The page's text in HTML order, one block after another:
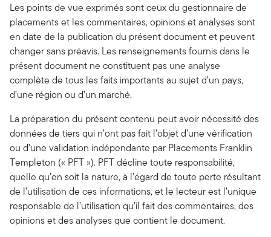
Les points de vue exprimés sont ceux du gestionnaire de
placements et les commentaires, opinions et analyses sont
en date de la publication du présent document et peuvent
changer sans préavis. Les renseignements fournis dans le
présent document ne constituent pas une analyse
complète de tous les faits importants au sujet d’un pays,
d’une région ou d’un marché.
La préparation du présent contenu peut avoir nécessité des
données de tiers qui n’ont pas fait l’objet d’une vérification
ou d’une validation indépendante par Placements Franklin
Templeton (« PFT »). PFT décline toute responsabilité,
quelle qu’en soit la nature, à l’égard de toute perte résultant
de l’utilisation de ces informations, et le lecteur est l’unique
responsable de l’utilisation qu’il fait des commentaires, des
opinions et des analyses que contient le document.